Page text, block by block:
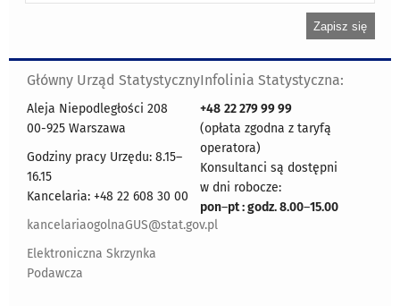
Główny Urząd Statystyczny
Aleja Niepodległości 208
00-925 Warszawa
Godziny pracy Urzędu: 8.15–
16.15
Kancelaria: +48 22 608 30 00
kancelariaogolnaGUS@stat.gov.pl
Elektroniczna Skrzynka
Podawcza
Infolinia Statystyczna:
+48 22 279 99 99
(opłata zgodna z taryfą
operatora)
Konsultanci są dostępni
w dni robocze:
pon–pt : godz. 8.00–15.00